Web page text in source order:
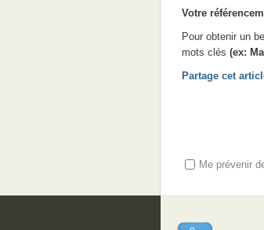
Votre
Pour obtenir un
mots clés (ex:
Partage cet
Me prévenir